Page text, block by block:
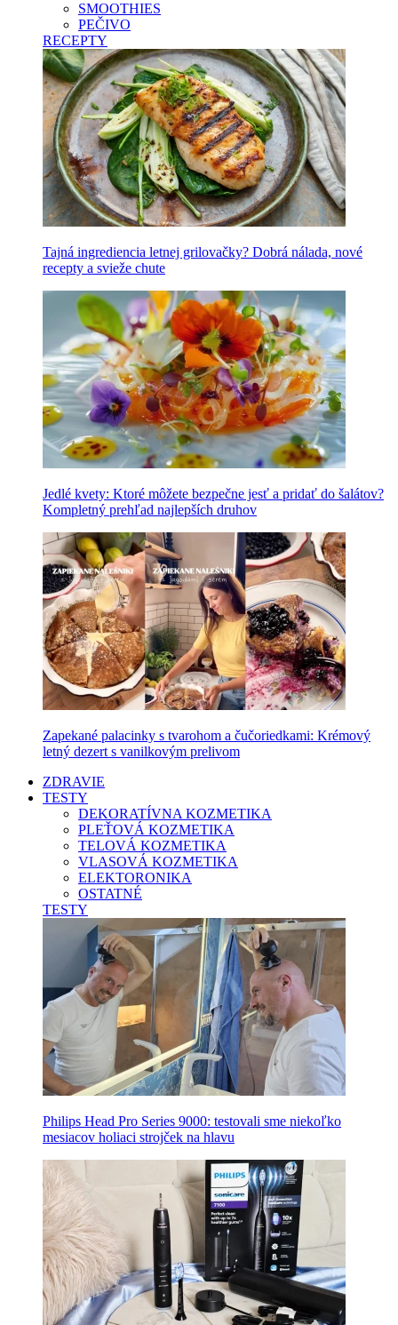
SMOOTHIES
PEČIVO
RECEPTY
Tajná ingrediencia letnej grilovačky? Dobrá nálada, nové
recepty a svieže chute
Jedlé kvety: Ktoré môžete bezpečne jesť a pridať do šalátov?
Kompletný prehľad najlepších druhov
Zapekané palacinky s tvarohom a čučoriedkami: Krémový
letný dezert s vanilkovým prelivom
ZDRAVIE
TESTY
DEKORATÍVNA KOZMETIKA
PLEŤOVÁ KOZMETIKA
TELOVÁ KOZMETIKA
VLASOVÁ KOZMETIKA
ELEKTORONIKA
OSTATNÉ
TESTY
Philips Head Pro Series 9000: testovali sme niekoľko
mesiacov holiaci strojček na hlavu